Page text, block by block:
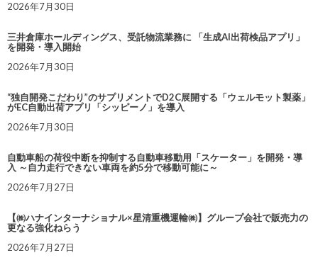
2026年7月30日
三井倉庫ホールディングス、受託物流業務に 「生成AI出荷検品アプリ」
を開発・導入開始
2026年7月30日
“独自開発こだわり”のサプリメントでD2C展開する「ウェルモット製薬」
がEC自動出荷アプリ「シッピーノ」を導入
2026年7月30日
自動車船の荷役中断を抑制する自動車移動用「スケーター」を開発・導
入 ～自力走行できない車両を約5分で移動可能に～
2026年7月27日
【㈱ハナインターナショナル×星清重機運輸㈱】グループ会社で販売力の
更なる強化ねらう
2026年7月27日